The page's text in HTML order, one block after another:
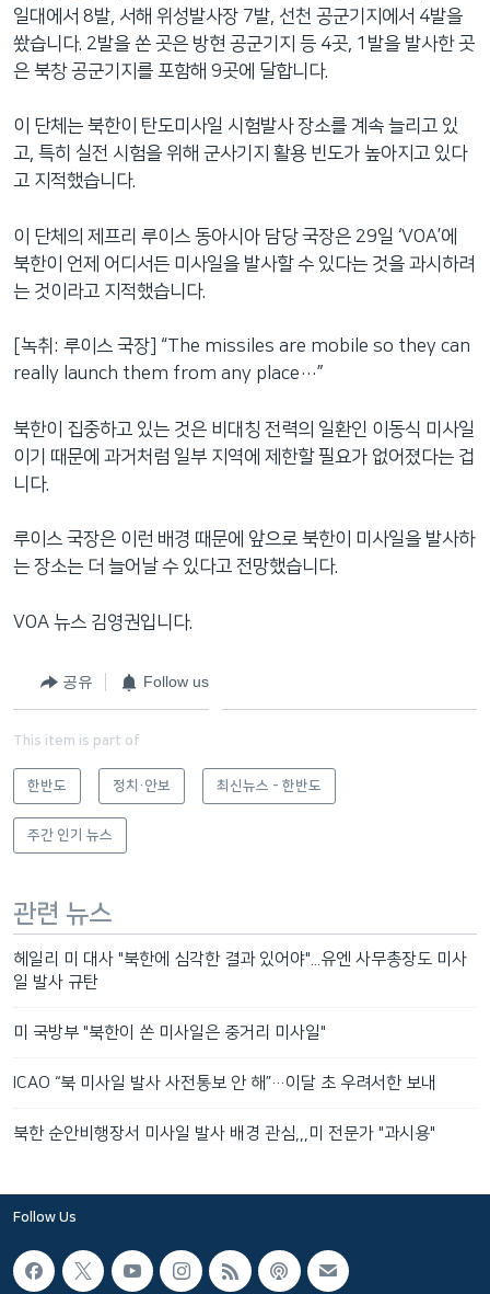
일대에서 8발, 서해 위성발사장 7발, 선천 공군기지에서 4발을
쐈습니다. 2발을 쏜 곳은 방현 공군기지 등 4곳, 1발을 발사한 곳
은 북창 공군기지를 포함해 9곳에 달합니다.
이 단체는 북한이 탄도미사일 시험발사 장소를 계속 늘리고 있
고, 특히 실전 시험을 위해 군사기지 활용 빈도가 높아지고 있다
고 지적했습니다.
이 단체의 제프리 루이스 동아시아 담당 국장은 29일 ‘VOA’에
북한이 언제 어디서든 미사일을 발사할 수 있다는 것을 과시하려
는 것이라고 지적했습니다.
[녹취: 루이스 국장] “The missiles are mobile so they can
really launch them from any place…”
북한이 집중하고 있는 것은 비대칭 전력의 일환인 이동식 미사일
이기 때문에 과거처럼 일부 지역에 제한할 필요가 없어졌다는 겁
니다.
루이스 국장은 이런 배경 때문에 앞으로 북한이 미사일을 발사하
는 장소는 더 늘어날 수 있다고 전망했습니다.
VOA 뉴스 김영권입니다.
공유 Follow us
This item is part of
한반도 정치·안보 최신뉴스 - 한반도
주간 인기 뉴스
관련 뉴스
헤일리 미 대사 "북한에 심각한 결과 있어야"...유엔 사무총장도 미사
일 발사 규탄
미 국방부 "북한이 쏜 미사일은 중거리 미사일"
ICAO “북 미사일 발사 사전통보 안 해”…이달 초 우려서한 보내
북한 순안비행장서 미사일 발사 배경 관심,,,미 전문가 "과시용"
Follow Us